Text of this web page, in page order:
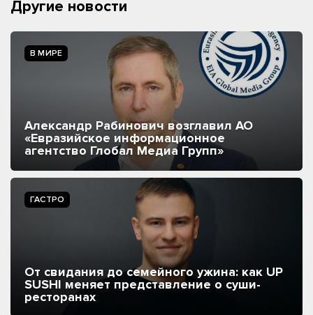
Другие новости
В МИРЕ
Александр Рабинович возглавил АО
«Евразийское информационное
агентство Глобал Медиа Групп»
ГАСТРО
От свидания до семейного ужина: как UP
SUSHI меняет представление о суши-
ресторанах